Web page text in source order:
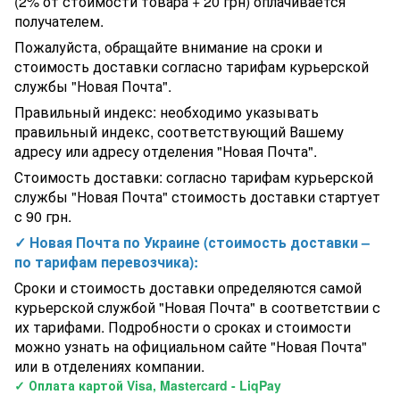
получателем.
Пожалуйста, обращайте внимание на сроки и
стоимость доставки согласно тарифам курьерской
службы "Новая Почта".
Правильный индекс: необходимо указывать
правильный индекс, соответствующий Вашему
адресу или адресу отделения "Новая Почта".
Стоимость доставки: согласно тарифам курьерской
службы "Новая Почта" стоимость доставки стартует
с 90 грн.
✓ Новая Почта по Украине (стоимость доставки –
по тарифам перевозчика):
Сроки и стоимость доставки определяются самой
курьерской службой "Новая Почта" в соответствии с
их тарифами. Подробности о сроках и стоимости
можно узнать на официальном сайте "Новая Почта"
или в отделениях компании.
✓ Оплата картой Visa, Mastercard - LiqPay